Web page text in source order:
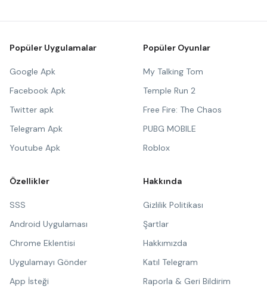
Popüler Uygulamalar
Google Apk
Facebook Apk
Twitter apk
Telegram Apk
Youtube Apk
Popüler Oyunlar
My Talking Tom
Temple Run 2
Free Fire: The Chaos
PUBG MOBILE
Roblox
Özellikler
SSS
Android Uygulaması
Chrome Eklentisi
Uygulamayı Gönder
App İsteği
Hakkında
Gizlilik Politikası
Şartlar
Hakkımızda
Katıl Telegram
Raporla & Geri Bildirim